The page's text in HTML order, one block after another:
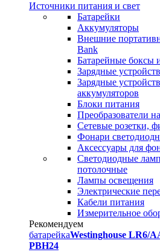
Источники питания и свет
Батарейки
Аккумуляторы
Внешние
Bank
Батарейные боксы
Зарядные
Зарядные
аккумуляторов
Блоки питания
Преобразователи
Сетевые розетки,
Фонари
Аксессуары для
Светодиодные
потолочные
Лампы освещения
Электрические
Кабели питания
Измерительное
Рекомендуем
батарейкаWestinghouse LR6/
PBH24